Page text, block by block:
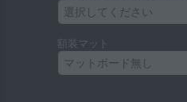
選択してください
額装マット
マットボード無し